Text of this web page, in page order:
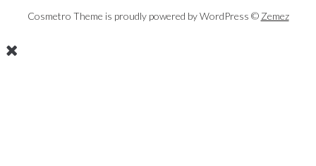
Cosmetro Theme is proudly powered by WordPress © Zemez